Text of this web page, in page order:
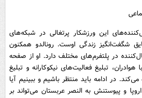
این ورزشکار پرتغالی در شبکه‌های
شگفت‌انگیز زندگی اوست. رونالدو همکنون
دنبال‌کننده در پلتفرم‌های مختلف دارد. او از صفحه
تبلیغ فعالیت‌های نیکوکارانه و تبلیغ
در ادامه باید منتظر باشیم و ببینیم آیا
و پیوستنش به النصر عربستان می‌تواند بر